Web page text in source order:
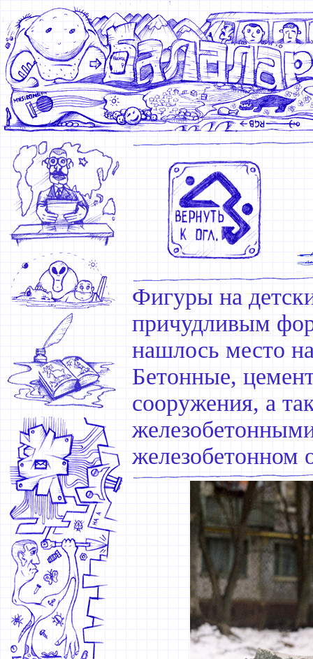
Фигуры на
причудливым
нашлось место
Бетонные,
сооружения, а
железобетонном